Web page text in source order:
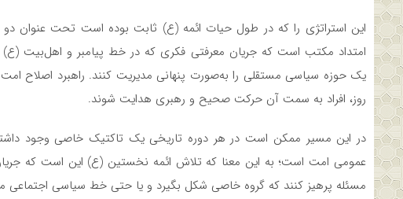
این استراتژی را که در طول حیات ائمه (ع) ثابت بوده است تحت عنوان دو
امتداد مکتب است که جریان معرفتی فکری که در خط پیامبر و اهل‌بیت
یک حوزه سیاسی مستقلی را به‌صورت پنهانی مدیریت کنند. راهبرد اصلاح
روز، افراد به سمت آن حرکت صحیح و رهبری هدایت شوند.
در این مسیر ممکن است در هر دوره تاریخی یک تاکتیک خاصی وجود داشته
عمومی امت است؛ به این معنا که تلاش ائمه نخستین (ع) این است که
مسئله پرهیز کنند که گروه خاصی شکل بگیرد و یا حتی خط سیاسی اجتماعی